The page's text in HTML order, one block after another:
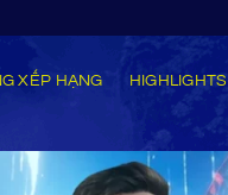
XẾP HẠNG HIGHLIGHTS